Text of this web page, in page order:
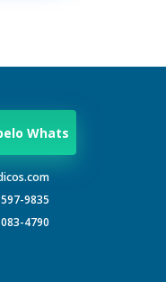
Whats
9835
4790